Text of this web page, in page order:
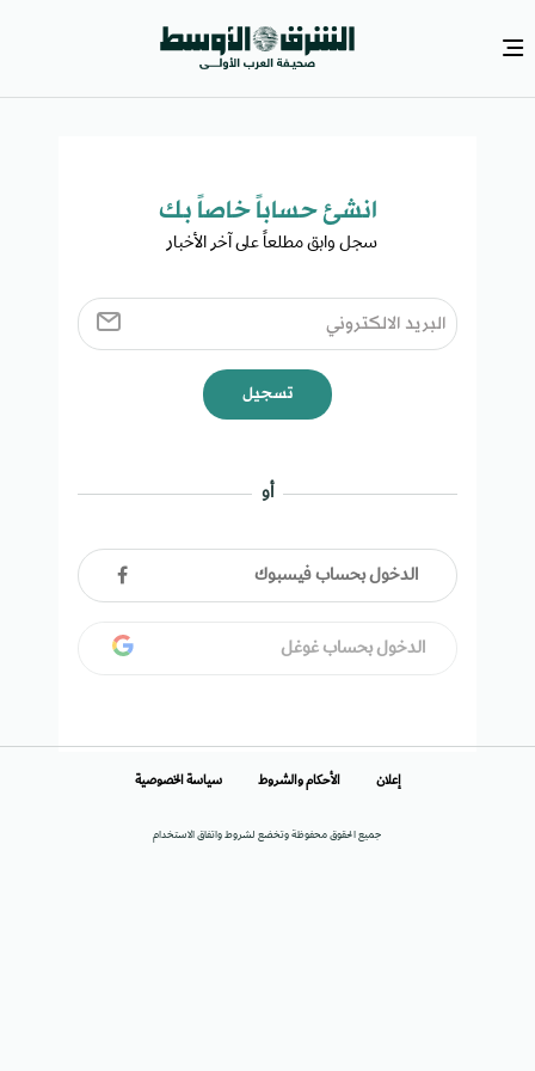
انشئ حساباً خاصاً بك​
سجل وابق مطلعاً على آخر الأخبار ​
تسجيل
أو
الدخول بحساب فيسبوك
الدخول بحساب غوغل
جميع الحقوق محفوظة وتخضع لشروط واتفاق الاستخدام
إعلان الأحكام والشروط سياسة الخصوصية